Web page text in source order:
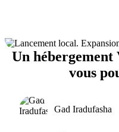
Un hébergement
vous
Gad Iradufasha